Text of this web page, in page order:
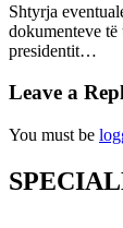
Shtyrja
dokumenteve të
presidentit…
Leave a
You must be